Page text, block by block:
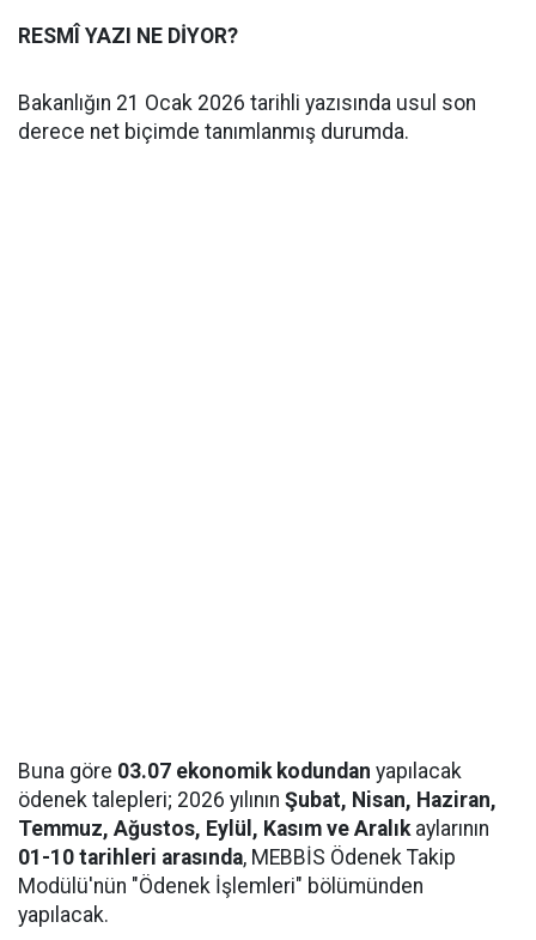
RESMÎ YAZI NE DİYOR?
Bakanlığın 21 Ocak 2026 tarihli yazısında usul son
derece net biçimde tanımlanmış durumda.
Buna göre 03.07 ekonomik kodundan yapılacak
ödenek talepleri; 2026 yılının Şubat, Nisan, Haziran,
Temmuz, Ağustos, Eylül, Kasım ve Aralıkaylarının
01-10 tarihleri arasında, MEBBİS Ödenek Takip
Modülü'nün "Ödenek İşlemleri" bölümünden
yapılacak.